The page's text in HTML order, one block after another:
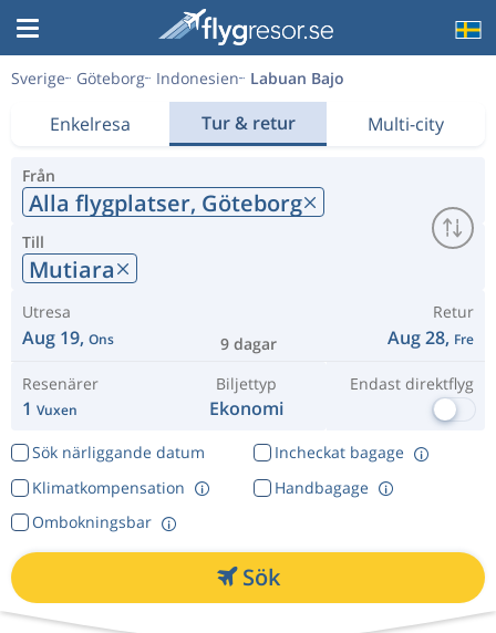
Sverige Göteborg Indonesien Labuan Bajo
Enkelresa Tur & retur Multi-city
Från
Alla flygplatser, Göteborg
Till
Mutiara
Utresa
Aug 19, Ons 9 dagar
Retur
Aug 28, Fre
Resenärer
1 Vuxen
Biljettyp
Ekonomi
Endast direktflyg
Sök närliggande datum
Incheckat bagage
Klimatkompensation
Ombokningsbar
Handbagage
Sök